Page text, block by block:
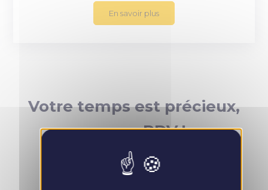
En savoir plus
Votre temps est précieux,
prenez RDV !